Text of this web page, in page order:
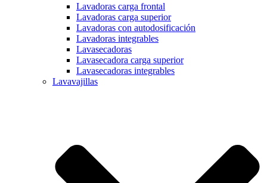
Lavadoras carga frontal
Lavadoras carga superior
Lavadoras con autodosificación
Lavadoras integrables
Lavasecadoras
Lavasecadora carga superior
Lavasecadoras integrables
Lavavajillas